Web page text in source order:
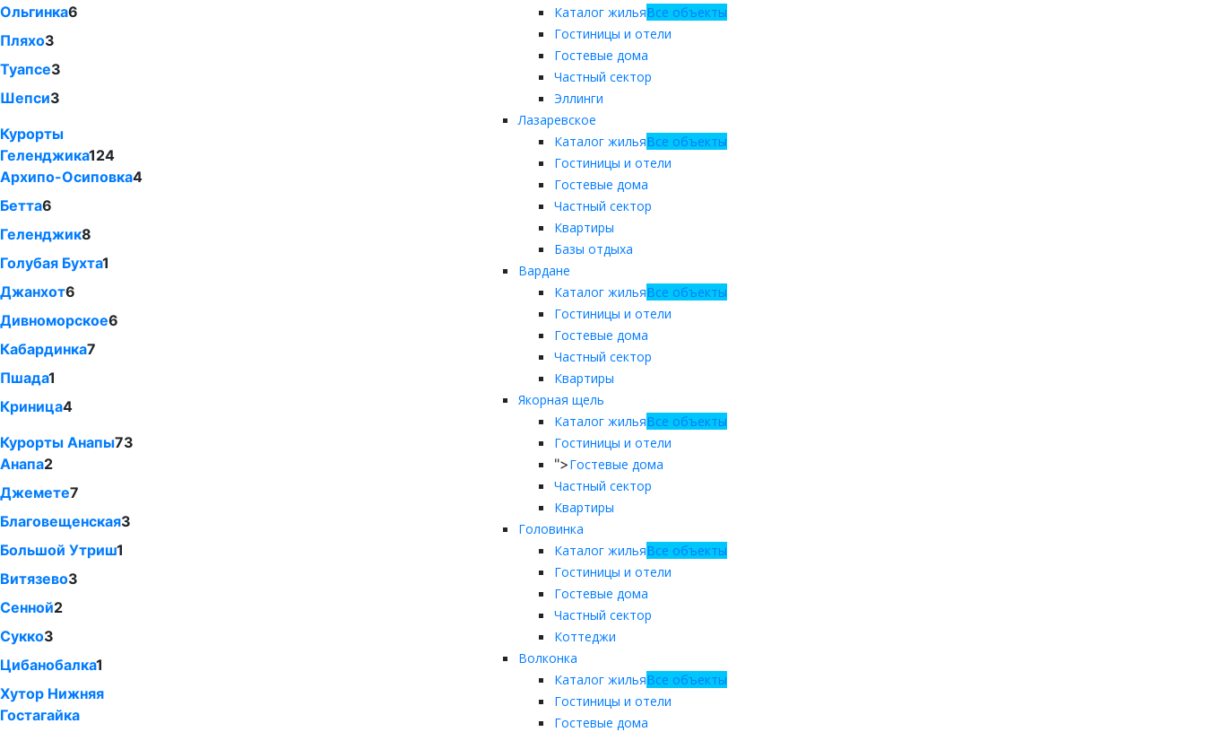
Ольгинка6
Пляхо3
Туапсе3
Шепси3
Курорты
Геленджика124
Архипо-Осиповка4
Бетта6
Геленджик8
Голубая Бухта1
Джанхот6
Дивноморское6
Кабардинка7
Пшада1
Криница4
Курорты Анапы73
Анапа2
Джемете7
Благовещенская3
Большой Утриш1
Витязево3
Сенной2
Сукко3
Цибанобалка1
Хутор Нижняя
Гостагайка
Каталог жильяВсе объекты
Гостиницы и отели
Гостевые дома
Частный сектор
Эллинги
Лазаревское
Каталог жильяВсе объекты
Гостиницы и отели
Гостевые дома
Частный сектор
Квартиры
Базы отдыха
Вардане
Каталог жильяВсе объекты
Гостиницы и отели
Гостевые дома
Частный сектор
Квартиры
Якорная щель
Каталог жильяВсе объекты
Гостиницы и отели
">Гостевые дома
Частный сектор
Квартиры
Головинка
Каталог жильяВсе объекты
Гостиницы и отели
Гостевые дома
Частный сектор
Коттеджи
Волконка
Каталог жильяВсе объекты
Гостиницы и отели
Гостевые дома